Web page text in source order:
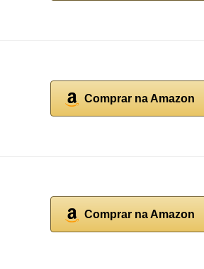
Comprar na Amazon
Comprar na Amazon